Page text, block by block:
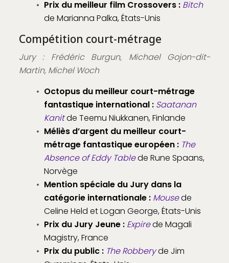
Prix du meilleur film Crossovers : Bitch
de Marianna Palka, États-Unis
Compétition court-métrage
Jury : Frédéric Burgun, Michael Gojon-dit-
Martin, Michel Woch
Octopus du meilleur court-métrage
fantastique international : Saatanan
Kanitde Teemu Niukkanen, Finlande
Méliès d’argent du meilleur court-
métrage fantastique européen : The
Absence of Eddy Tablede Rune Spaans,
Norvège
Mention spéciale du Jury dans la
catégorie internationale : Mousede
Celine Held et Logan George, États-Unis
Prix du Jury Jeune : Expirede Magali
Magistry, France
Prix du public : The Robberyde Jim